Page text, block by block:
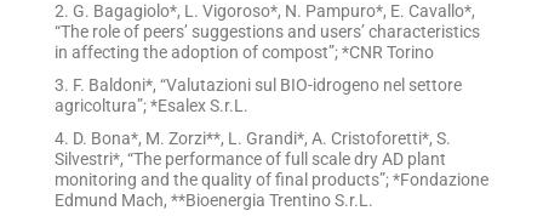
2. G. Bagagiolo*, L. Vigoroso*, N. Pampuro*, E. Cavallo*,
“The role of peers’ suggestions and users’ characteristics
in affecting the adoption of compost”; *CNR Torino
3. F. Baldoni*, “Valutazioni sul BIO-idrogeno nel settore
agricoltura”; *Esalex S.r.L.
4. D. Bona*, M. Zorzi**, L. Grandi*, A. Cristoforetti*, S.
Silvestri*, “The performance of full scale dry AD plant
monitoring and the quality of final products”; *Fondazione
Edmund Mach, **Bioenergia Trentino S.r.L.